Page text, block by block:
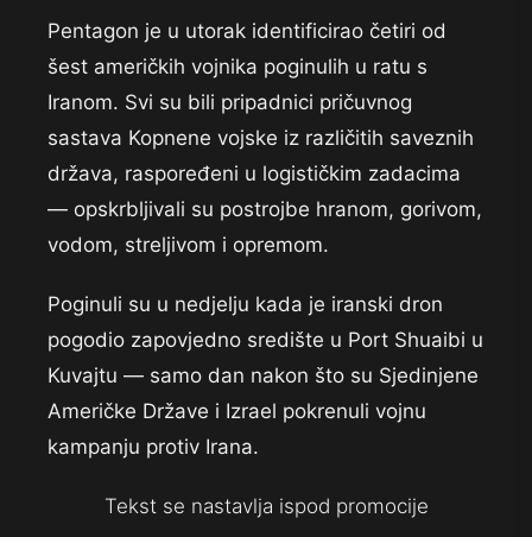
Pentagon je u utorak identificirao četiri od
šest američkih vojnika poginulih u ratu s
Iranom. Svi su bili pripadnici pričuvnog
sastava Kopnene vojske iz različitih saveznih
država, raspoređeni u logističkim zadacima
— opskrbljivali su postrojbe hranom, gorivom,
vodom, streljivom i opremom.
Poginuli su u nedjelju kada je iranski dron
pogodio zapovjedno središte u Port Shuaibi u
Kuvajtu — samo dan nakon što su Sjedinjene
Američke Države i Izrael pokrenuli vojnu
kampanju protiv Irana.
Tekst se nastavlja ispod promocije